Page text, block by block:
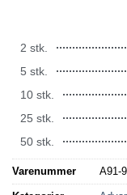
2 stk.
5 stk.
10 stk.
25 stk.
50 stk.
Varenummer A91-9